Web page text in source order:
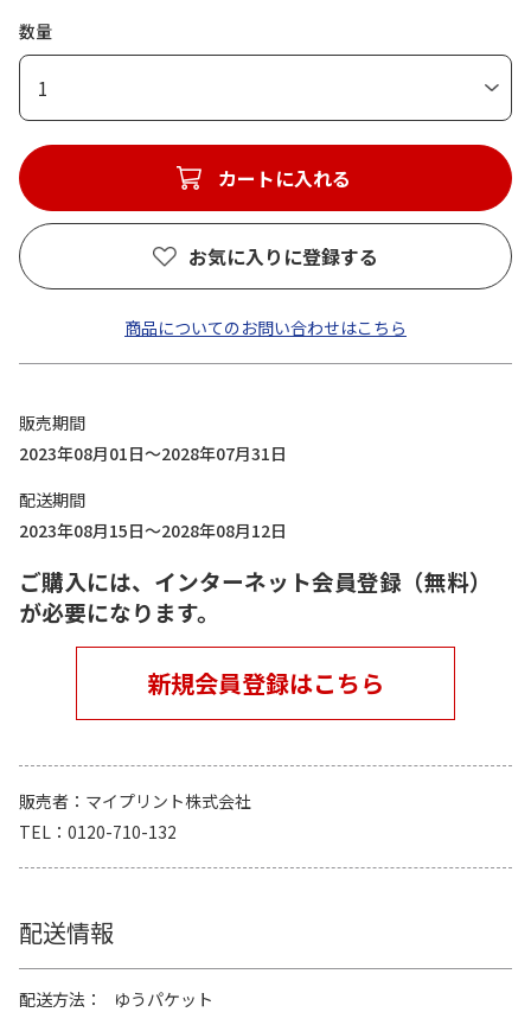
数量
1
カートに入れる
お気に入りに登録する
商品についてのお問い合わせはこちら
販売期間
2023年08月01日～2028年07月31日
配送期間
2023年08月15日～2028年08月12日
ご購入には、インターネット会員登録（無料）
が必要になります。
新規会員登録はこちら
販売者
マイプリント株式会社
TEL
0120-710-132
配送情報
配送方法
ゆうパケット